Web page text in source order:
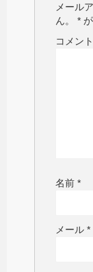
メール
ん。
*
コメント
名前 *
メール *